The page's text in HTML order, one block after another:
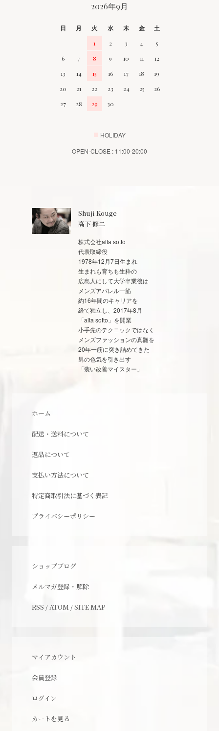
2026年9月
日 月 火 水 木 金
土
1
2 3 4
5
6
7 8 9 10 11
12
13
14 15 16 17 18
19
20
21 22 23 24 25
26
27
28 29 30
HOLIDAY
OPEN-CLOSE : 11:00-20:00
Shuji Kouge
高下 修二
株式会社alta sotto
代表取締役
1978年12月7日生まれ
生まれも育ちも生粋の
広島人にして大学卒業後は
メンズアパレル一筋
約16年間のキャリアを
経て独立し、2017年8月
「alta sotto」を開業
小手先のテクニックではなく
メンズファッションの真髄を
20年一筋に突き詰めてきた
男の色気を引き出す
「装い改善マイスター」
ホーム
配送・送料について
返品について
支払い方法について
特定商取引法に基づく表記
プライバシーポリシー
ショップブログ
メルマガ登録・解除
RSS / ATOM /SITE MAP
マイアカウント
会員登録
ログイン
カートを見る